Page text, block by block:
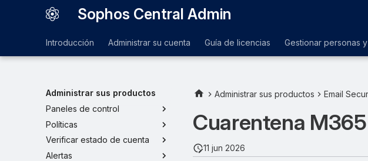
Sophos Central Admin
Introducción Administrar su cuenta Guía de licencias Gestionar personas
Administrar sus productos
Paneles de control
Políticas
Verificar estado de cuenta
Alertas
Administrar sus productos Email
Cuarentena M365
11 jun 2026